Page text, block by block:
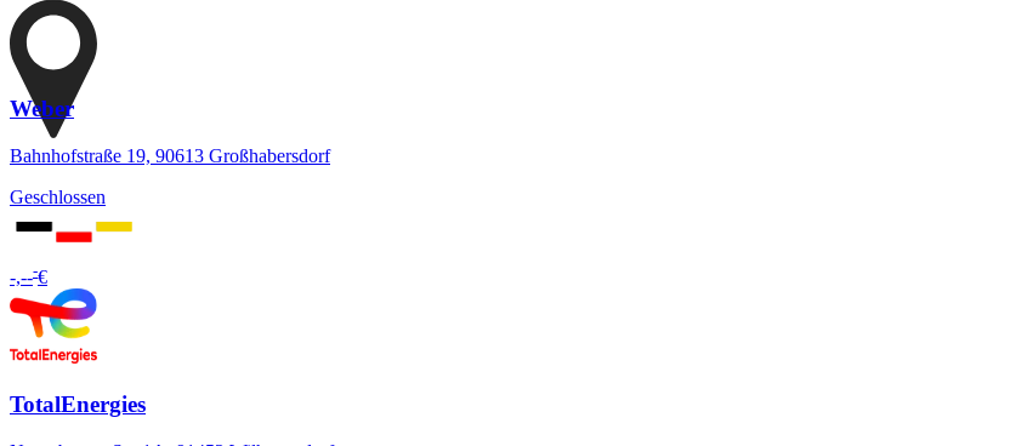
Weber
Bahnhofstraße 19, 90613 Großhabersdorf
Geschlossen
-,---€
TotalEnergies